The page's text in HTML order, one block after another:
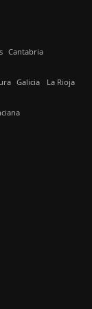
Cantabria
Galicia La Rioja